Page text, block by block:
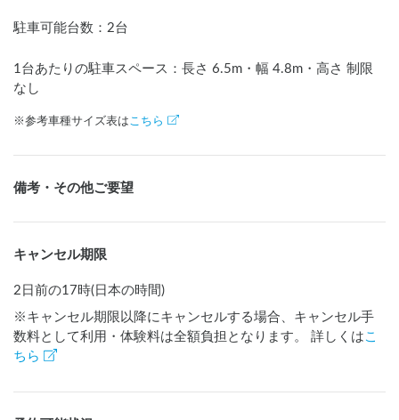
駐車可能台数 ： 2台
1台あたりの駐車スペース：長さ 6.5m ・幅 4.8m ・高さ 制限
なし
※参考車種サイズ表は こちら
備考・その他ご要望
キャンセル期限
2日前の17時(日本の時間)
※キャンセル期限以降にキャンセルする場合、キャンセル手
数料として利用・体験料は全額負担となります。 詳しくは こ
ちら